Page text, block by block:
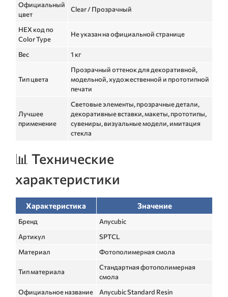
Официальный
цвет
Clear / Прозрачный
HEX код по
Color Type
Не указан на официальной странице
Вес 1 кг
Тип цвета
Прозрачный оттенок для декоративной,
модельной, художественной и прототипной
печати
Лучшее
применение
Световые элементы, прозрачные детали,
декоративные вставки, макеты, прототипы,
сувениры, визуальные модели, имитация
стекла
📊 Технические
характеристики
Характеристика Значение
Бренд
Anycubic
Артикул
SPTCL
Материал
Фотополимерная смола
Тип материала
Стандартная фотополимерная
смола
Официальное название
Anycubic Standard Resin